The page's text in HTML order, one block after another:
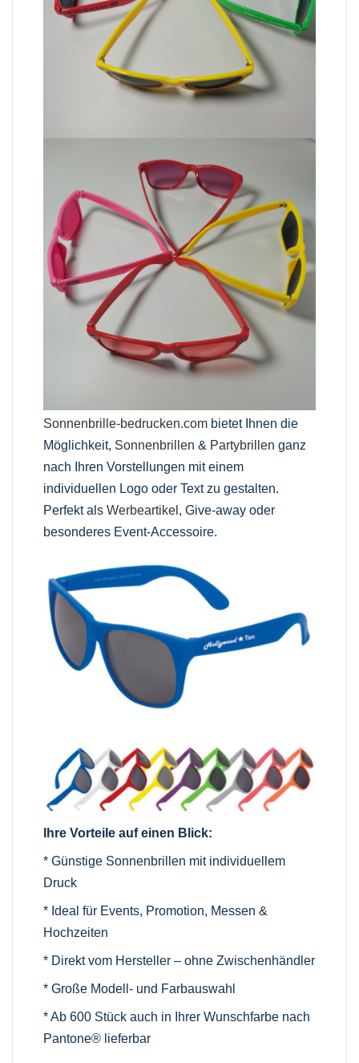
Sonnenbrille-bedrucken.com bietet Ihnen die
Möglichkeit, Sonnenbrillen & Partybrillen ganz
nach Ihren Vorstellungen mit einem
individuellen Logo oder Text zu gestalten.
Perfekt alsWerbeartikel , Give-away oder
besonderes Event-Accessoire.
Ihre Vorteile auf einen Blick:
* Günstige Sonnenbrillen mit individuellem
Druck
* Ideal für Events, Promotion, Messen &
Hochzeiten
* Direkt vom Hersteller – ohne Zwischenhändler
* Große Modell- und Farbauswahl
* Ab 600 Stück auch in Ihrer Wunschfarbe nach
Pantone® lieferbar